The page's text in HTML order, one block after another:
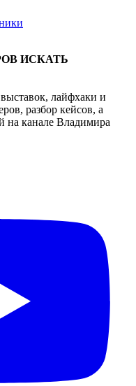
ИСКАТЬ
лайфхаки и
разбор кейсов, а
на канале Владимира